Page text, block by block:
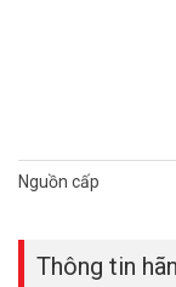
hóa giao tiếp trong
Thông số
Yealink
– Red Dot [2021]
– Hệ điều hành
– Màn hình cảm
– Công nghệ chống
Nguồn cấp
Thông tin